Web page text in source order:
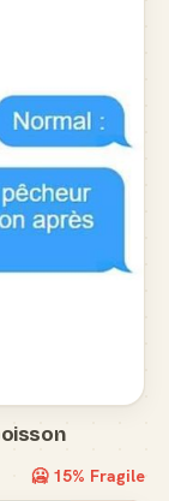
🥶 15% Fragile